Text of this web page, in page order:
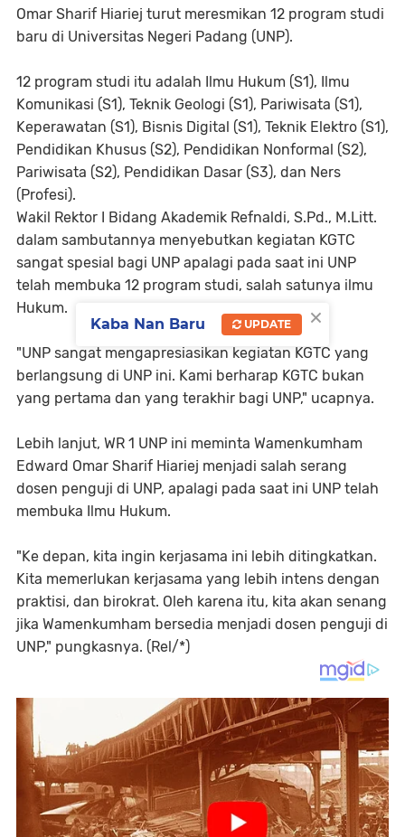
Omar Sharif Hiariej turut meresmikan 12 program studi
baru di Universitas Negeri Padang (UNP).
12 program studi itu adalah Ilmu Hukum (S1), Ilmu
Komunikasi (S1), Teknik Geologi (S1), Pariwisata (S1),
Keperawatan (S1), Bisnis Digital (S1), Teknik Elektro (S1),
Pendidikan Khusus (S2), Pendidikan Nonformal (S2),
Pariwisata (S2), Pendidikan Dasar (S3), dan Ners
(Profesi).
Wakil Rektor I Bidang Akademik Refnaldi, S.Pd., M.Litt.
dalam sambutannya menyebutkan kegiatan KGTC
sangat spesial bagi UNP apalagi pada saat ini UNP
telah membuka 12 program studi, salah satunya ilmu
Hukum.
"UNP sangat mengapresiasikan kegiatan KGTC yang
berlangsung di UNP ini. Kami berharap KGTC bukan
yang pertama dan yang terakhir bagi UNP," ucapnya.
Lebih lanjut, WR 1 UNP ini meminta Wamenkumham
Edward Omar Sharif Hiariej menjadi salah serang
dosen penguji di UNP, apalagi pada saat ini UNP telah
membuka Ilmu Hukum.
"Ke depan, kita ingin kerjasama ini lebih ditingkatkan.
Kita memerlukan kerjasama yang lebih intens dengan
praktisi, dan birokrat. Oleh karena itu, kita akan senang
jika Wamenkumham bersedia menjadi dosen penguji di
UNP," pungkasnya. (Rel/*)
×
Kaba Nan Baru UPDATE